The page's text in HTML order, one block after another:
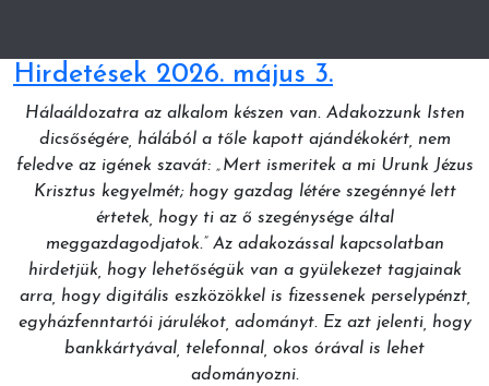
Hirdetések 2026. május 3.
Hálaáldozatra az alkalom készen van. Adakozzunk Isten
dicsőségére, hálából a tőle kapott ajándékokért, nem
feledve az igének szavát: „Mert ismeritek a mi Urunk Jézus
Krisztus kegyelmét; hogy gazdag létére szegénnyé lett
értetek, hogy ti az ő szegénysége által
meggazdagodjatok.” Az adakozással kapcsolatban
hirdetjük, hogy lehetőségük van a gyülekezet tagjainak
arra, hogy digitális eszközökkel is fizessenek perselypénzt,
egyházfenntartói járulékot, adományt. Ez azt jelenti, hogy
bankkártyával, telefonnal, okos órával is lehet
adományozni.